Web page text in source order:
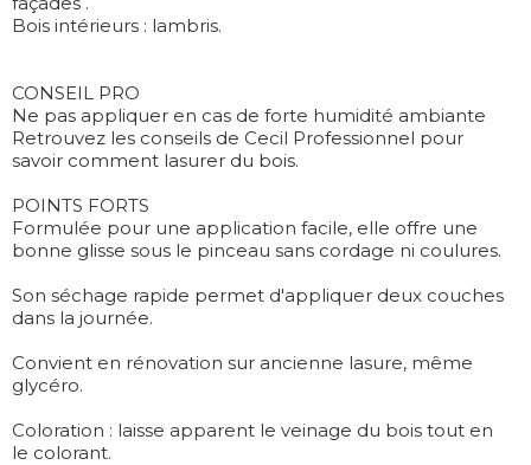
Bois intérieurs : lambris.
CONSEIL PRO
Ne pas appliquer en cas de forte humidité ambiante
Retrouvez les conseils de Cecil Professionnel pour
savoir comment lasurer du bois.
POINTS FORTS
Formulée pour une application facile, elle offre une
bonne glisse sous le pinceau sans cordage ni coulures.
Son séchage rapide permet d'appliquer deux couches
dans la journée.
Convient en rénovation sur ancienne lasure, même
glycéro.
Coloration : laisse apparent le veinage du bois tout en
le colorant.